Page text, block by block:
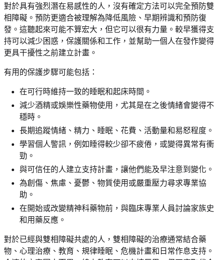
對於具有強烈潛在易感性的人，沒有確定方法可以完全預防雙
相障礙。預防更適合被理解為降低風險、早期辨識和預防復
發。這聽起來可能不算宏大，但它可以很有力量。較早獲得支
持可以減少困惑，保護關係和工作，並幫助一個人在發作變得
更具干擾性之前建立計畫。
有用的保護步驟可能包括：
在可行時維持一致的睡眠和起床時間。
減少酒精或娛樂性藥物使用，尤其是在之後情緒會變得不
穩時。
長期追蹤情緒、精力、睡眠、花費、活動量和易怒程度。
學習個人警訊，例如睡得較少卻不疲倦，或變得異常有衝
勁。
與可信任的人建立支持計畫，讓他們能及早注意到變化。
為創傷、焦慮、憂鬱、物質使用或嚴重壓力尋求專業協
助。
在開始或改變精神科藥物前，與臨床專業人員討論家族史
和用藥反應。
對於已經與雙相障礙共處的人，雙相障礙的治療通常結合藥
物、心理治療、教育、規律睡眠、危機計畫和日常作息支持。